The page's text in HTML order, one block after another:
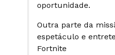
oportunidade.
Outra parte da
espetáculo e
Fortnite